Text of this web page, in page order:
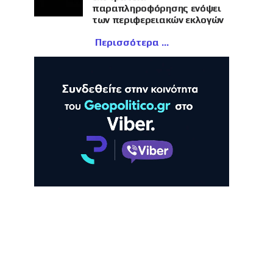
παραπληροφόρησης ενόψει
των περιφερειακών εκλογών
Περισσότερα